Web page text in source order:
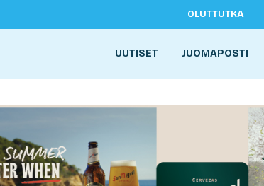
OLUTTUTKA
UUTISET JUOMAPOSTI